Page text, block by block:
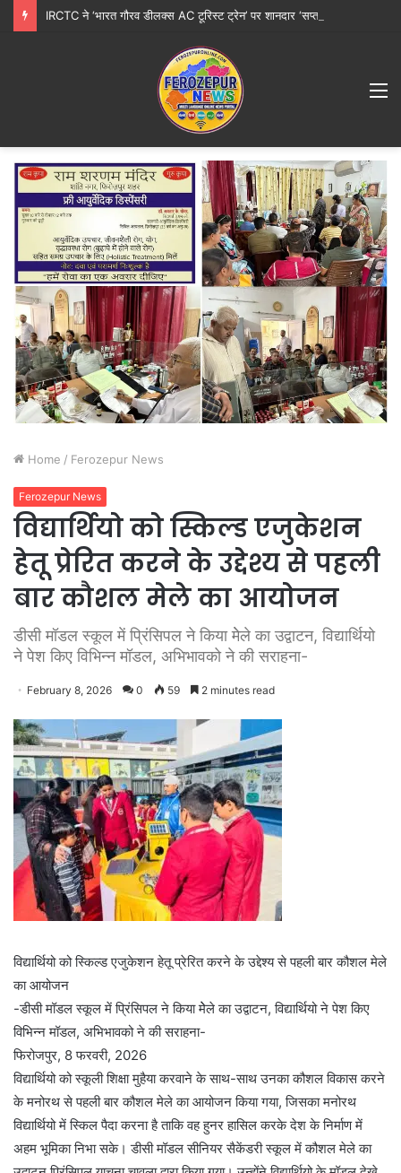
Home / Ferozepur News
Ferozepur News
विद्यार्थियो को स्किल्ड एजुकेशन
हेतू प्रेरित करने के उद्देश्य से पहली
बार कौशल मेले का आयोजन
डीसी मॉडल स्कूल में प्रिंसिपल ने किया मेेले का उद्वाटन, विद्यार्थियो
ने पेश किए विभिन्न मॉडल, अभिभावको ने की सराहना-
February 8, 2026 0 59 2 minutes read
विद्यार्थियो को स्किल्ड एजुकेशन हेतू प्रेरित करने के उद्देश्य से पहली बार कौशल मेले
का आयोजन
-डीसी मॉडल स्कूल में प्रिंसिपल ने किया मेेले का उद्वाटन, विद्यार्थियो ने पेश किए
विभिन्न मॉडल, अभिभावको ने की सराहना-
फिरोजपुर, 8 फरवरी, 2026
विद्यार्थियो को स्कूली शिक्षा मुहैया करवाने के साथ-साथ उनका कौशल विकास करने
के मनोरथ से पहली बार कौशल मेले का आयोजन किया गया, जिसका मनोरथ
विद्यार्थियो में स्किल पैदा करना है ताकि वह हुनर हासिल करके देश के निर्माण में
अहम भूमिका निभा सके। डीसी मॉडल सीनियर सैकेंडरी स्कूल में कौशल मेले का